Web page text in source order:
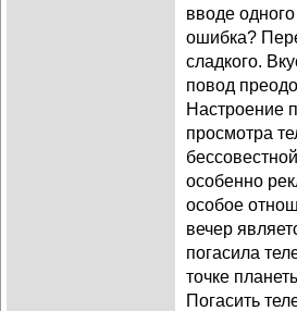
вводе
ошибка?
сладкого.
повод
Настроение
просмотра
особенно
особое
вечер
погасила
точке
Погасить